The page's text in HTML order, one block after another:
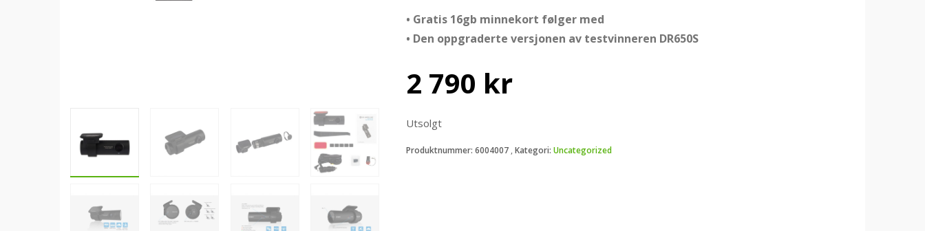
• Gratis 16gb minnekort følger med
• Den oppgraderte versjonen av testvinneren DR650S
2 790 kr
Utsolgt
Produktnummer: 6004007 Kategori: Uncategorized